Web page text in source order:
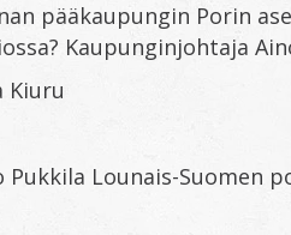
pääkaupungin Porin
Kaupunginjohtaja
Kiuru
Pukkila Lounais-Suomen